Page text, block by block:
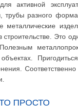
активной
трубы разного
металлические
Это
ПРОСТО